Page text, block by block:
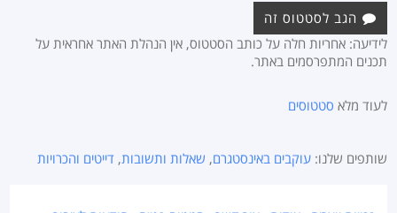
הגב לסטטוס זה
לידיעה: אחריות חלה על כותב הסטטוס, אין הנהלת האתר אחראית על
תכנים המתפרסמים באתר.
לעוד מלא סטטוסים
שותפים שלנו:עוקבים באינסטגרם, שאלות ותשובות, דייטים והכרויות